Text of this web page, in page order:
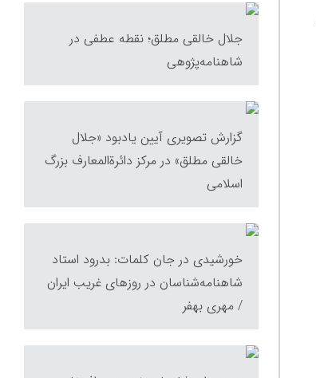
جلال خالقی مطلق؛ نقطه عطفی در
شاهنامه‌پژوهی
گزارش تصویری آیین یادبود «جلال
خالقی مطلق» در مرکز دائرة‌المعارف بزرگ
اسلامی
خورشیدی در جان کلمات: بدرود استاد
شاهنامه‌شناسان در روزهای غریب ایران
/ مهری بهفر